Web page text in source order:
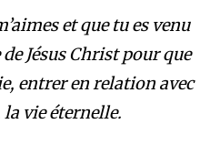
et que tu es venu
Jésus Christ pour que
entrer en relation avec
vie éternelle.